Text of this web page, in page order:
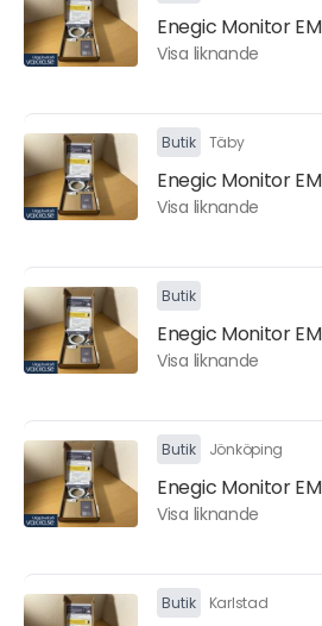
Enegic Monitor
Visa liknande
Butik Täby
Enegic Monitor
Visa liknande
Butik
Enegic Monitor
Visa liknande
Butik Jönköping
Enegic Monitor
Visa liknande
Butik Karlstad